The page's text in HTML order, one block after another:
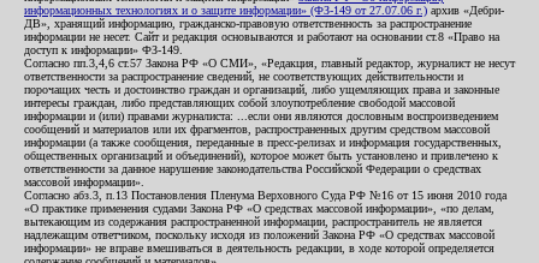
информационных технологиях и о защите информации» (ФЗ-149 от 27.07.06 г.) архив «Дебри-
ДВ», хранящий информацию, гражданско-правовую ответственность за распространение
информации не несет. Сайт и редакция основываются и работают на основании ст.8 «Право на
доступ к информации» ФЗ-149.
Согласно пп.3,4,6 ст.57 Закона РФ «О СМИ», «Редакция, главный редактор, журналист не несут
ответственности за распространение сведений, не соответствующих действительности и
порочащих честь и достоинство граждан и организаций, либо ущемляющих права и законные
интересы граждан, либо представляющих собой злоупотребление свободой массовой
информации и (или) правами журналиста: ...если они являются дословным воспроизведением
сообщений и материалов или их фрагментов, распространенных другим средством массовой
информации (а также сообщения, переданные в пресс-релизах и информация государственных,
общественных организаций и объединений), которое может быть установлено и привлечено к
ответственности за данное нарушение законодательства Российской Федерации о средствах
массовой информации».
Согласно абз.3, п.13 Постановления Пленума Верховного Суда РФ №16 от 15 июня 2010 года
«О практике применения судами Закона РФ «О средствах массовой информации», «по делам,
вытекающим из содержания распространенной информации, распространитель не является
надлежащим ответчиком, поскольку исходя из положений Закона РФ «О средствах массовой
информации» не вправе вмешиваться в деятельность редакции, в ходе которой определяется